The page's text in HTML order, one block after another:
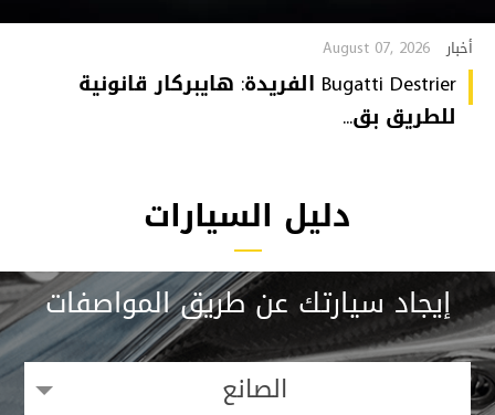
أخبار August 07, 2026
Bugatti Destrier الفريدة: هايبركار قانونية
للطريق بق...
دليل السيارات
إيجاد سيارتك عن طريق المواصفات
الصانع